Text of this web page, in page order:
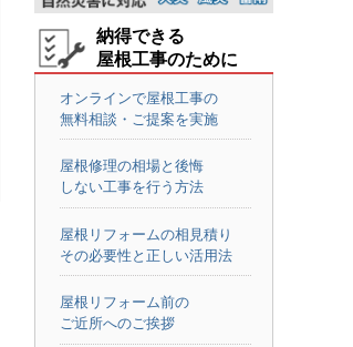
納得できる
屋根工事のために
オンラインで屋根工事の
無料相談・ご提案を実施
屋根修理の相場と後悔
しない工事を行う方法
屋根リフォームの相見積り
その必要性と正しい活用法
屋根リフォーム前の
ご近所へのご挨拶